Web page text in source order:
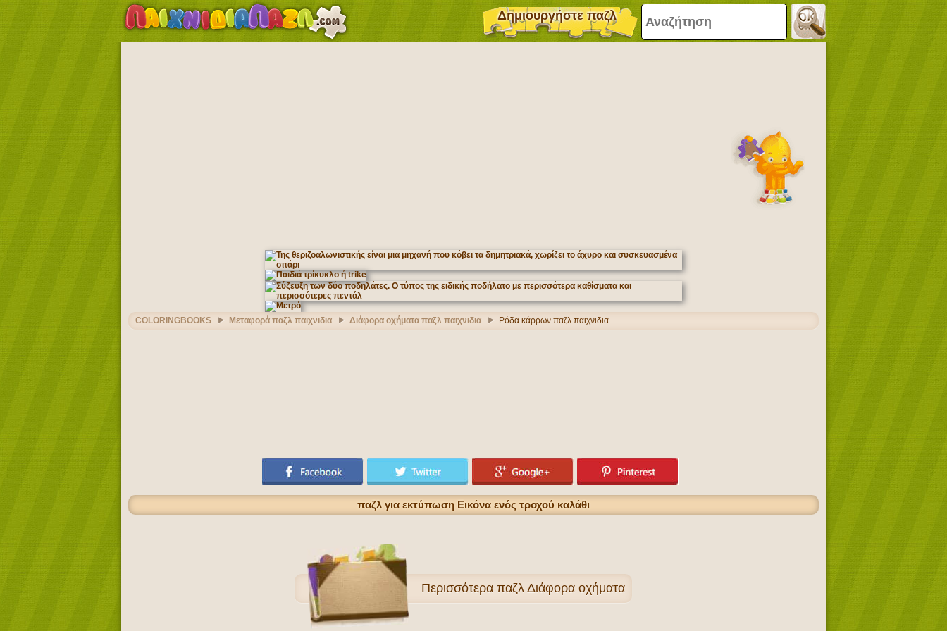
Δημιουργήστε παζλ
COLORINGBOOKS Μεταφορά παζλ παιχνιδια Διάφορα oχήματα παζλ παιχνιδια Ρόδα κάρρων παζλ παιχνιδια
παζλ για εκτύπωση Εικόνα ενός τροχού καλάθι
Περισσότερα παζλ Διάφορα oχήματα